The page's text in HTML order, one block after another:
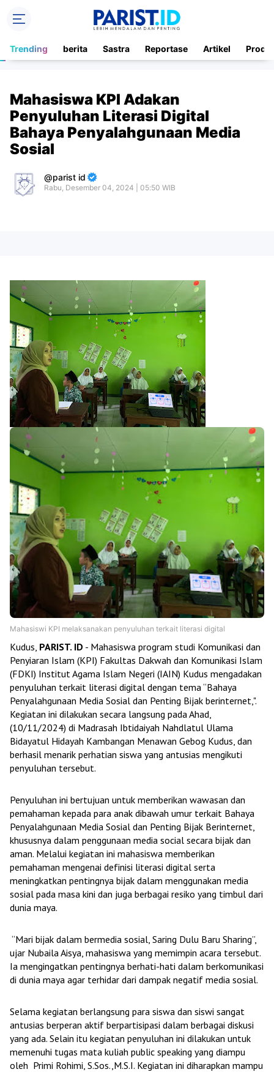
Trending berita Sastra Reportase Artikel
Mahasiswa KPI Adakan
Penyuluhan Literasi Digital
Bahaya Penyalahgunaan Media
Sosial
parist id
Rabu, Desember 04, 2024 | 05:50 WIB
Mahasiswi KPI melaksanakan penyuluhan terkait literasi digital
Kudus, PARIST. ID - Mahasiswa program studi Komunikasi dan
Penyiaran Islam (KPI) Fakultas Dakwah dan Komunikasi Islam
(FDKI) Institut Agama Islam Negeri (IAIN) Kudus mengadakan
penyuluhan terkait literasi digital dengan tema “Bahaya
Penyalahgunaan Media Sosial dan Penting Bijak berinternet,".
Kegiatan ini dilakukan secara langsung pada Ahad,
(10/11/2024) di Madrasah Ibtidaiyah Nahdlatul Ulama
Bidayatul Hidayah Kambangan Menawan Gebog Kudus, dan
berhasil menarik perhatian siswa yang antusias mengikuti
penyuluhan tersebut.
Penyuluhan ini bertujuan untuk memberikan wawasan dan
pemahaman kepada para anak dibawah umur terkait Bahaya
Penyalahgunaan Media Sosial dan Penting Bijak Berinternet,
khususnya dalam penggunaan media social secara bijak dan
aman. Melalui kegiatan ini mahasiswa memberikan
pemahaman mengenai definisi literasi digital serta
meningkatkan pentingnya bijak dalam menggunakan media
sosial pada masa kini dan juga berbagai resiko yang timbul dari
dunia maya.
“Mari bijak dalam bermedia sosial, Saring Dulu Baru Sharing”,
ujar Nubaila Aisya, mahasiswa yang memimpin acara tersebut.
Ia mengingatkan pentingnya berhati-hati dalam berkomunikasi
di dunia maya agar terhidar dari dampak negatif media sosial.
Selama kegiatan berlangsung para siswa dan siswi sangat
antusias berperan aktif berpartisipasi dalam berbagai diskusi
yang ada. Selain itu kegiatan penyuluhan ini dilakukan untuk
memenuhi tugas mata kuliah public speaking yang diampu
oleh Primi Rohimi, S.Sos.,M.S.I. Kegiatan ini diharapkan mampu